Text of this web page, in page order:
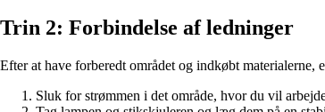
Trin 2: Forbindelse af ledninger
Efter at have forberedt området og indkøbt
Sluk for strømmen i det område, hvor du vil